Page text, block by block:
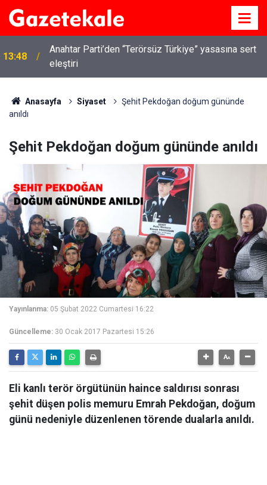
13:48
Anahtar Parti’den “Terörsüz Türkiye” yasasına sert
eleştiri
Anasayfa Siyaset
Şehit Pekdoğan doğum gününde
anıldı
Şehit Pekdoğan doğum gününde anıldı
Yayınlanma: 05 Şubat 2022 Cumartesi 16:22
Güncelleme: 30 Ocak 2017 Pazartesi 15:26
Eli kanlı terör örgütünün haince saldırısı sonrası
şehit düşen polis memuru Emrah Pekdoğan, doğum
günü nedeniyle düzenlenen törende dualarla anıldı.